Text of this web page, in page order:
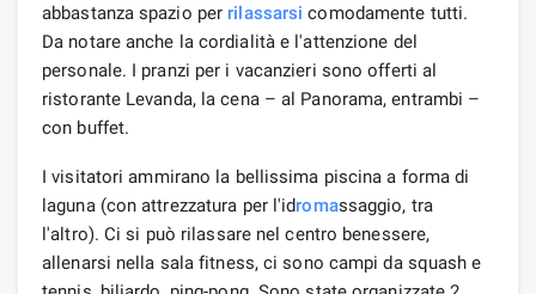
abbastanza spazio per rilassarsi comodamente tutti.
Da notare anche la cordialità e l'attenzione del
personale. I pranzi per i vacanzieri sono offerti al
ristorante Levanda, la cena – al Panorama, entrambi –
con buffet.
I visitatori ammirano la bellissima piscina a forma di
laguna (con attrezzatura per l'idromassaggio, tra
l'altro). Ci si può rilassare nel centro benessere,
allenarsi nella sala fitness, ci sono campi da squash e